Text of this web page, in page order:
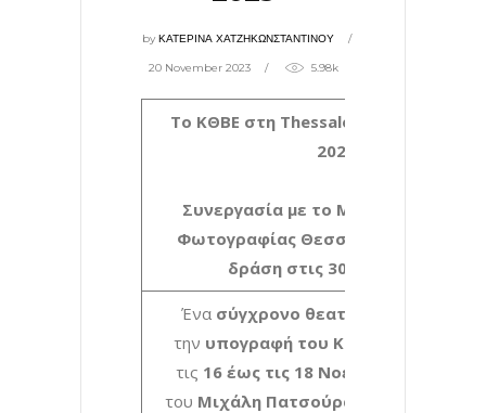
byΚΑΤΕΡΙΝΑ ΧΑΤΖΗΚΩΝΣΤΑΝΤΙΝΟΥ
20 November 2023 5.98k
Το ΚΘΒΕ στη Thessaloniki
2023
Συνεργασία με το MOMus-
Φωτογραφίας Θεσσαλονίκης
δράση στις 30 Νοεμβρίου
Ένα σύγχρονο θεατρικό ηχοτοπίο
την υπογραφή του ΚΘΒΕ
τις 16 έως τις 18 Νοεμβρίου
του Μιχάλη Πατσούρα «07:00 – 15:00»